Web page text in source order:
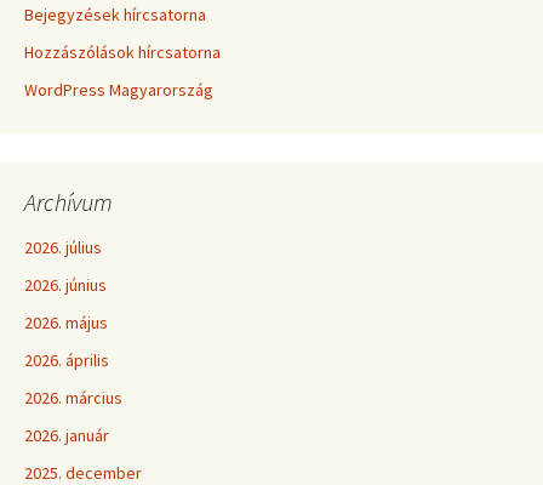
Bejegyzések hírcsatorna
Hozzászólások hírcsatorna
WordPress Magyarország
Archívum
2026. július
2026. június
2026. május
2026. április
2026. március
2026. január
2025. december